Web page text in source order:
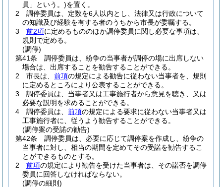
員」という。)を置く。
2
調停委員は、定数を6人以内とし、法律又は行政について
の知識及び経験を有する者のうちから市長が委嘱する。
3
前2項に定めるもののほか調停委員に関し必要な事項は、
規則で定める。
(調停)
第41条
調停委員は、紛争の当事者が調停の場に出席しない
場合は、出席することを勧告することができる。
2
市長は、 前項の規定による勧告に従わない当事者を、規則
に定めるところにより公表することができる。
3
調停委員は、当事者又は工事施行者から意見を聴き、又は
必要な説明を求めることができる。
4
調停委員は、 前項の規定による要求に従わない当事者又は
工事施行者に、従うよう勧告することができる。
(調停案の受諾の勧告)
第42条
調停委員は、必要に応じて調停案を作成し、紛争の
当事者に対し、相当の期間を定めてその受諾を勧告するこ
とができるものとする。
2
前項の規定により勧告を受けた当事者は、その諾否を調停
委員に回答しなければならない。
(調停の細則)